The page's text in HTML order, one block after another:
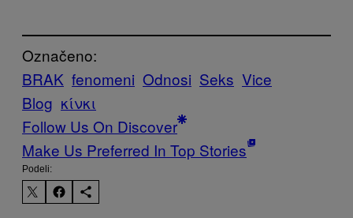
Označeno:
BRAK fenomeni Odnosi Seks Vice
Blog κίνκι
Follow Us On Discover
Make Us Preferred In Top Stories
Podeli: